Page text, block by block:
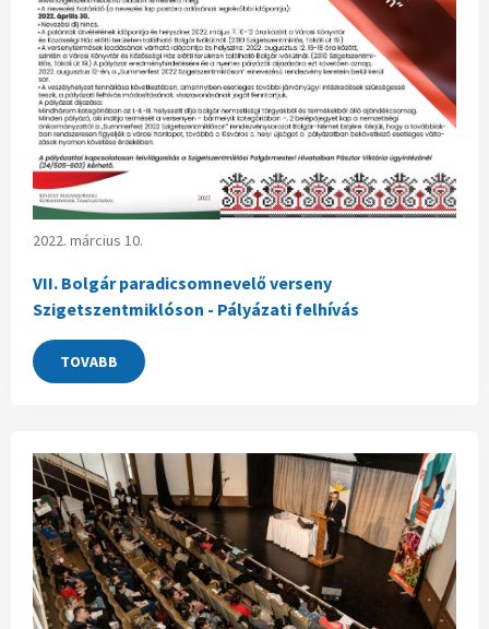
2022. március 10.
VII. Bolgár paradicsomnevelő verseny
Szigetszentmiklóson - Pályázati felhívás
TOVABB